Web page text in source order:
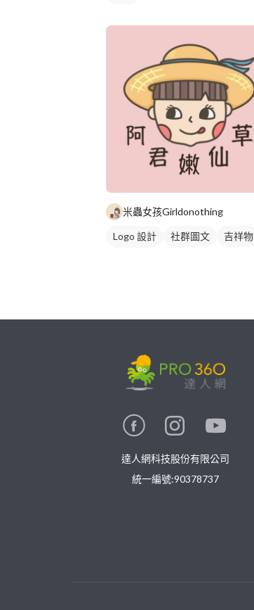
米蟲女孩Girldonothing
Logo 設計 社群圖文
吉祥物
達人網科技股份有限公司
統一編號:90378737